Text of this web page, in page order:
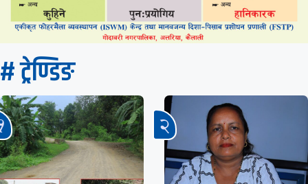
# ट्रेण्डिङ